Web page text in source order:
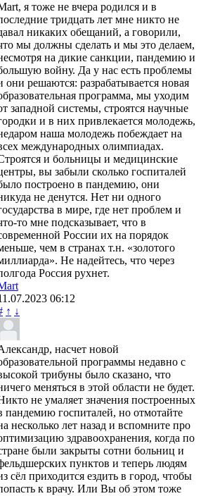
я тоже не вчера родился и в
тридцать лет мне никто не
никаких обещаний, а говорили,
мы должны сделать и мы это делаем,
на дикие санкции, пандемию и
войну. Да у нас есть проблемы
они решаются: разрабатывается новая
программа, мы уходим
западной системы, строятся научные
и в них привлекается молодежь,
наша молодежь побеждает на
международных олимпиадах.
и больницы и медицинские
вы забыли сколько госпиталей
построено в пандемию, они
не денутся. Нет ни одного
в мире, где нет проблем и
то мне подсказывает, что в
России их на порядок
чем в странах т.н. «золотого
Не надейтесь, что через
Россия рухнет.
06:12
↑ ↓
насчет новой
программы недавно с
трибуны было сказано, что
меняться в этой области не будет.
не умаляет значения построенных
пандемию госпиталей, но отмотайте
несколько лет назад и вспомните про
здравоохранения, когда по
были закрыты сотни больниц и
пунктов и теперь людям
сёл приходится ездить в город, чтобы
к врачу. Или Вы об этом тоже